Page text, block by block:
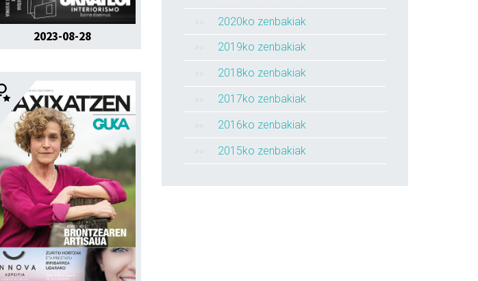
2023-08-28
2020ko zenbakiak
2019ko zenbakiak
2018ko zenbakiak
2017ko zenbakiak
2016ko zenbakiak
2015ko zenbakiak